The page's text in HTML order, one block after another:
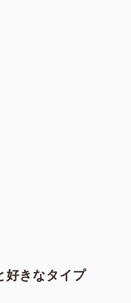
好きなタイプ